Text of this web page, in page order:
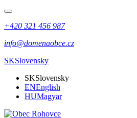
+420 321 456 987
info@domenaobce.cz
SKSlovensky
SKSlovensky
ENEnglish
HUMagyar